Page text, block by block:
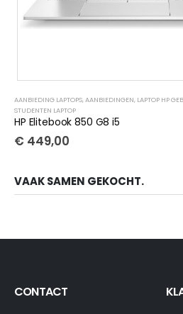
AANBIEDING LAPTOPS, AANBIEDINGEN, LAPTOP HP
STUDENTEN LAPTOP
HP Elitebook 850 G8 i5
€ 449,00
VAAK SAMEN GEKOCHT.
CONTACT